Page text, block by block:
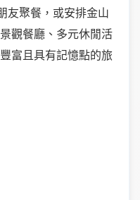
友聚餐，或安排金山
觀餐廳、多元休閒活
富且具有記憶點的旅